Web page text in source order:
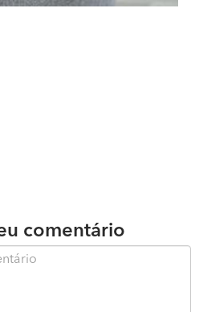
comentário